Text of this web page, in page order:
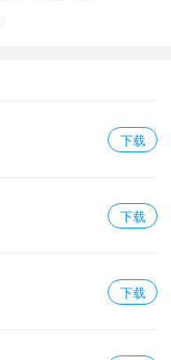
下载
下载
下载